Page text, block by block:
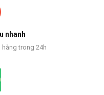
nhanh
trong 24h